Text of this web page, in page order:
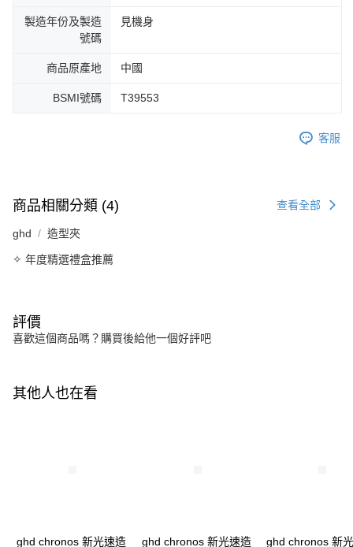
製造年份及製造
號碼
見機身
商品原產地 中國
BSMI號碼 T39553
客服
商品相關分類 (4) 查看全部
ghd 造型夾
✧ 年度精選禮盒推薦
評價
喜歡這個商品嗎？購買後給他一個好評吧
其他人也在看
ghd chronos 新光速造 ghd chronos 新光速造 ghd chronos 新